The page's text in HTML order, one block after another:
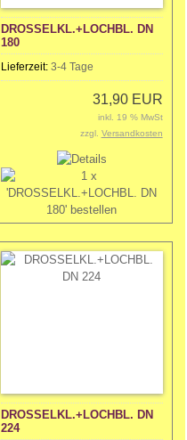
DROSSELKL.+LOCHBL. DN
180
Lieferzeit:3-4 Tage
31,90 EUR
inkl. 19 % MwSt
zzgl. Versandkosten
DROSSELKL.+LOCHBL. DN
224